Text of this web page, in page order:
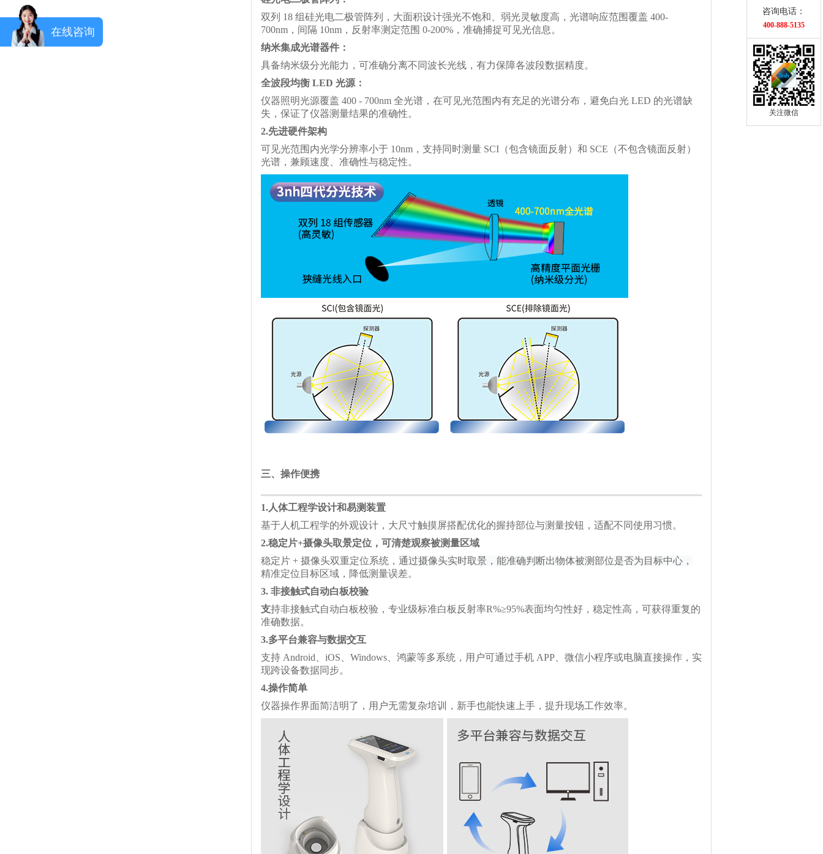
双列 18 组硅光电二极管阵列，大面积设计强光不饱和、弱光灵敏度高，光谱响应范围覆盖 400-
700nm，间隔 10nm，反射率测定范围 0-200%，准确捕捉可见光信息。
纳米集成光谱器件：
具备纳米级分光能力，可准确分离不同波长光线，有力保障各波段数据精度。
全波段均衡 LED 光源：
仪器照明光源覆盖 400 - 700nm 全光谱，在可见光范围内有充足的光谱分布，避免白光 LED 的光谱缺
失，保证了仪器测量结果的准确性。
2.先进硬件架构
可见光范围内光学分辨率小于 10nm，支持同时测量 SCI（包含镜面反射）和 SCE（不包含镜面反射）
光谱，兼顾速度、准确性与稳定性。
三、操作便携
1.人体工程学设计和易测装置
基于人机工程学的外观设计，大尺寸触摸屏搭配优化的握持部位与测量按钮，适配不同使用习惯。
2.稳定片+摄像头取景定位，可清楚观察被测量区域
稳定片 + 摄像头双重定位系统， 通过摄像头实时取景，能准确判断出物体被测部位是否为目标中心，
精准定位目标区域，降低测量误差。
3. 非接触式自动白板校验
支持非接触式自动白板校验，专业级标准白板反射率R%≥95%表面均匀性好，稳定性高，可获得重复的
准确数据。
3.多平台兼容与数据交互
支持 Android、iOS、Windows、鸿蒙等多系统，用户可通过手机 APP、微信小程序或电脑直接操作，实
现跨设备数据同步。
4.操作简单
仪器操作界面简洁明了，用户无需复杂培训，新手也能快速上手，提升现场工作效率。
咨询电话：
400-888-5135
关注微信
在线咨询